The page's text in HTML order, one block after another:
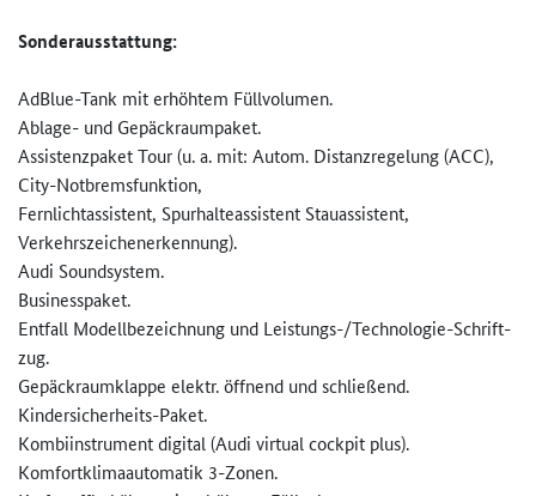
Sonderausstattung:
AdBlue-Tank mit erhöhtem Füllvolumen.
Ablage- und Gepäckraumpaket.
Assistenzpaket Tour (u. a. mit: Autom. Distanzregelung (ACC),
City-Notbremsfunktion,
Fernlichtassistent, Spurhalteassistent Stauassistent,
Verkehrszeichenerkennung).
Audi Soundsystem.
Businesspaket.
Entfall Modellbezeichnung und Leistungs-/Technologie-Schrift­
zug.
Gepäckraumklappe elektr. öffnend und schließend.
Kindersicherheits-Paket.
Kombiinstrument digital (Audi virtual cockpit plus).
Komfortklimaautomatik 3-Zonen.